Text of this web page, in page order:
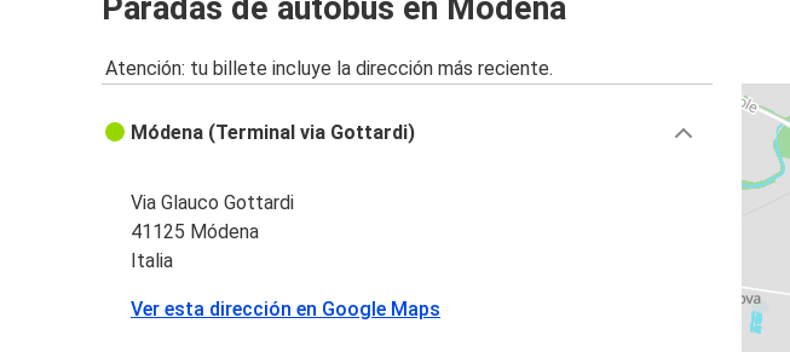
Paradas de autobús en Módena
Atención: tu billete incluye la dirección más reciente.
Módena (Terminal via Gottardi)
Via Glauco Gottardi
41125 Módena
Italia
Ver esta dirección en Google Maps